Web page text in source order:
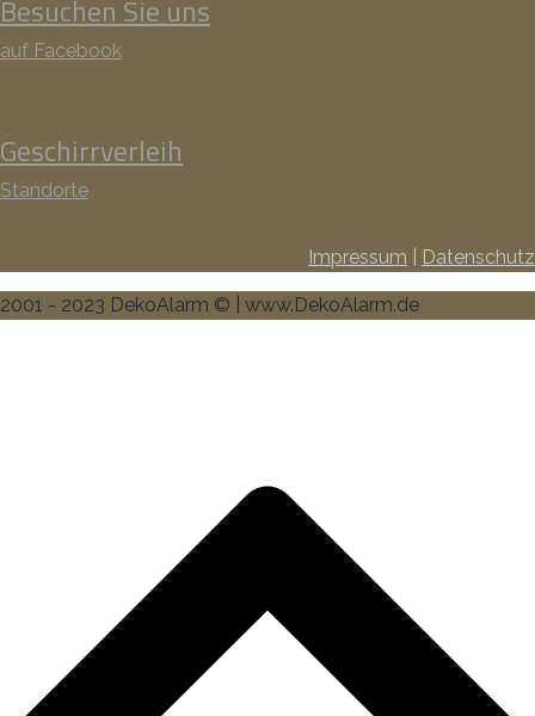
Besuchen Sie uns
auf Facebook
Geschirrverleih
Standorte
Impressum Datenschutz
2001 - 2023 DekoAlarm © | www.DekoAlarm.de